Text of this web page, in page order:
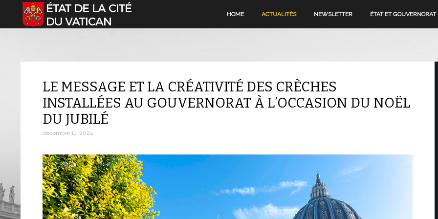
Sélectionnez votre langue HOME ACTUALITÉS NEWSLETTER ÉTAT ET GOUVERNORAT
LE MESSAGE ET LA CRÉATIVITÉ DES CRÈCHES
INSTALLÉES AU GOUVERNORAT À L’OCCASION DU NOËL
DU JUBILÉ
décembre 11, 2024